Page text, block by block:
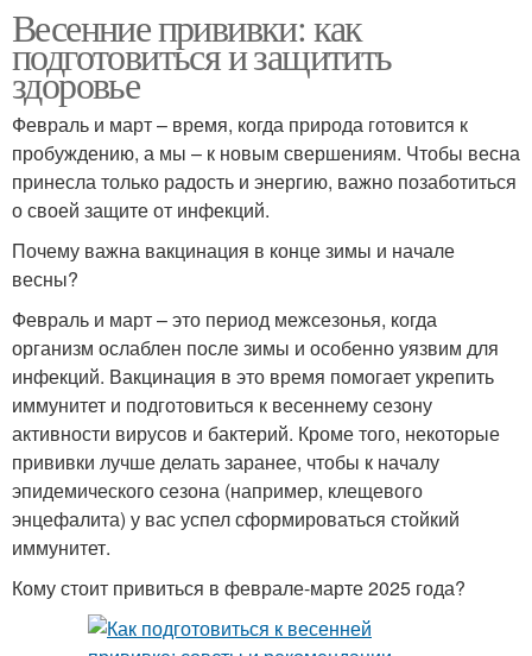
Весенние прививки: как
подготовиться и защитить
здоровье
Февраль и март – время, когда природа готовится к
пробуждению, а мы – к новым свершениям. Чтобы весна
принесла только радость и энергию, важно позаботиться
о своей защите от инфекций.
Почему важна вакцинация в конце зимы и начале
весны?
Февраль и март – это период межсезонья, когда
организм ослаблен после зимы и особенно уязвим для
инфекций. Вакцинация в это время помогает укрепить
иммунитет и подготовиться к весеннему сезону
активности вирусов и бактерий. Кроме того, некоторые
прививки лучше делать заранее, чтобы к началу
эпидемического сезона (например, клещевого
энцефалита) у вас успел сформироваться стойкий
иммунитет.
Кому стоит привиться в феврале-марте 2025 года?